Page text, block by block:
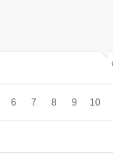
6 7 8 9 10